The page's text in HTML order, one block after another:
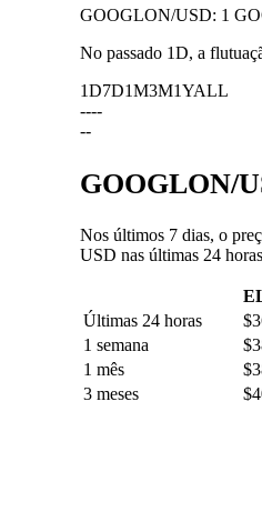
GOOGLON/USD: 1
No passado 1D, a
1D7D1M3M1YALL
----
--
GOOGLON/
Nos últimos 7 dias, o
USD nas últimas 24
Últimas 24 horas
1 semana
1 mês
3 meses